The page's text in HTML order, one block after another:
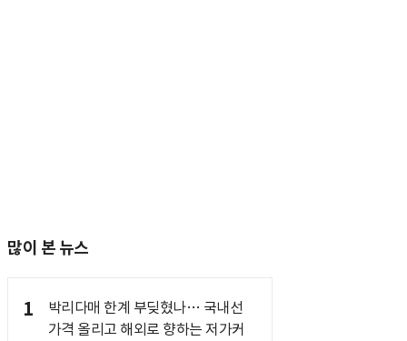
많이 본 뉴스
1
박리다매 한계 부딪혔나… 국내선
가격 올리고 해외로 향하는 저가커